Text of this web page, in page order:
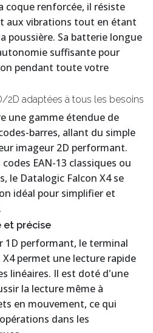
coque renforcée, il résiste
aux vibrations tout en étant
poussière. Sa batterie longue
suffisante pour
pendant toute votre
2D adaptées à tous les besoins
une gamme étendue de
barres, allant du simple
imageur 2D performant.
EAN-13 classiques ou
le Datalogic Falcon X4 se
idéal pour simplifier et
et précise
1D performant, le terminal
permet une lecture rapide
linéaires. Il est doté d'une
la lecture même à
en mouvement, ce qui
dans les